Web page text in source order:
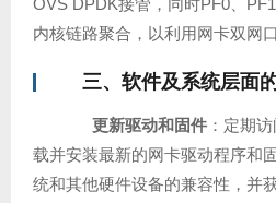
OVS DPDK接管，同时PF0、
内核链路聚合，以利用网卡双网
三、软件及系统层面
更新驱动和固件 ：定期
载并安装最新的网卡驱动程序和
统和其他硬件设备的兼容性，并